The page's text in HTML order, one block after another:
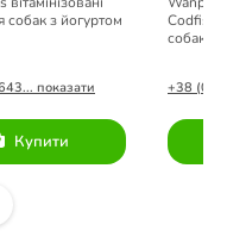
собак з йогуртом
показати
Купити
Codfish
собак з
+38